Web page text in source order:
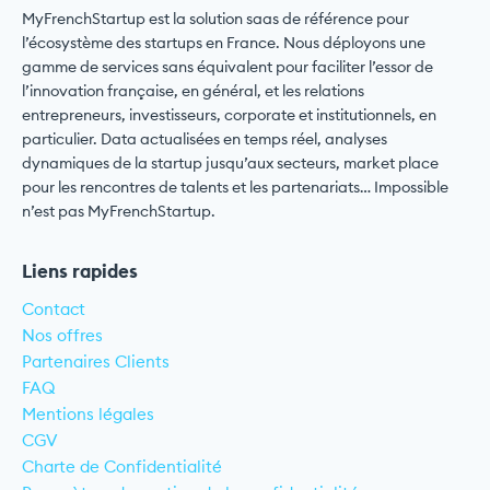
MyFrenchStartup est la solution saas de référence pour
l’écosystème des startups en France. Nous déployons une
gamme de services sans équivalent pour faciliter l’essor de
l’innovation française, en général, et les relations
entrepreneurs, investisseurs, corporate et institutionnels, en
particulier. Data actualisées en temps réel, analyses
dynamiques de la startup jusqu’aux secteurs, market place
pour les rencontres de talents et les partenariats… Impossible
n’est pas MyFrenchStartup.
Liens rapides
Contact
Nos offres
Partenaires Clients
FAQ
Mentions légales
CGV
Charte de Confidentialité